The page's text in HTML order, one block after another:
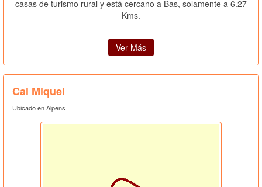
casas de turismo rural y está cercano a Bas, solamente a 6.27
Kms.
Ver Más
Cal Miquel
Ubicado en Alpens